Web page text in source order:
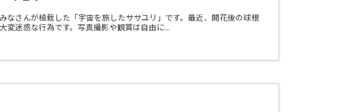
さんが植栽した「宇宙を旅したササユリ」です。最近、開花後の球根
変迷惑な行為です。写真撮影や観賞は自由に...